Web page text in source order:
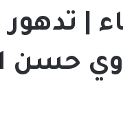
| تدهور
حسن